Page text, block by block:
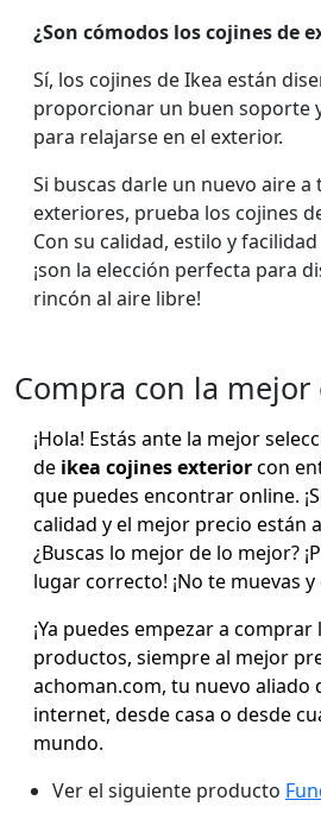
¿Son cómodos los cojines de
Sí, los cojines de Ikea están
proporcionar un buen soporte
para relajarse en el exterior.
Si buscas darle un nuevo aire a
exteriores, prueba los cojines
Con su calidad, estilo y
¡son la elección perfecta para
rincón al aire libre!
Compra con la
¡Hola! Estás ante la mejor
de ikea cojines exteriorcon
que puedes encontrar online.
calidad y el mejor precio están
¿Buscas lo mejor de lo mejor?
lugar correcto! ¡No te muevas
¡Ya puedes empezar a
productos, siempre al mejor
achoman.com, tu nuevo aliado
internet, desde casa o desde
mundo.
Ver el siguiente producto